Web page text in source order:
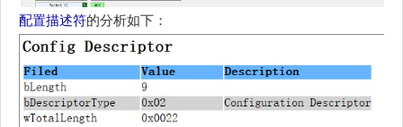
配置描述符的分析如下：